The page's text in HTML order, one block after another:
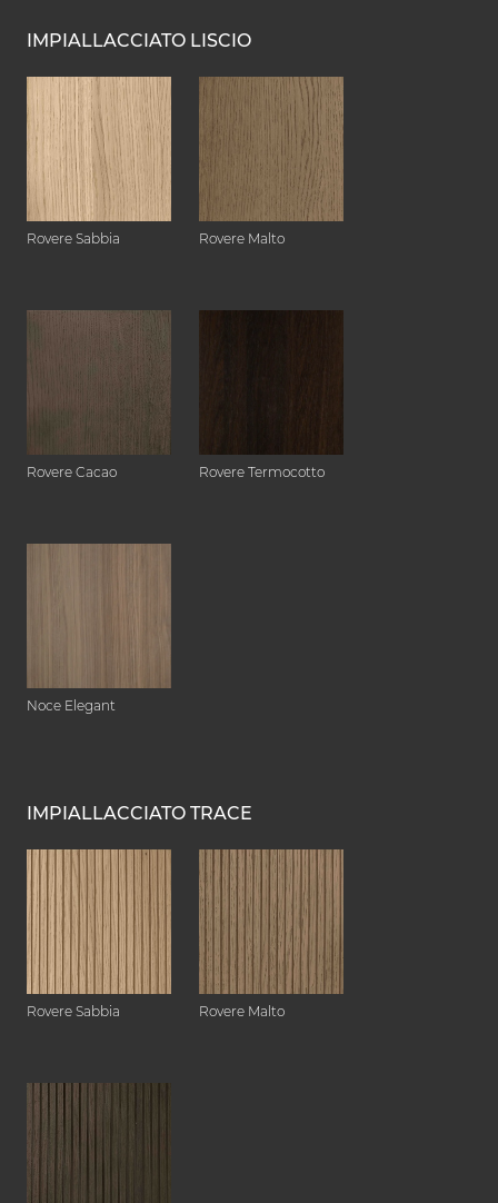
IMPIALLACCIATO LISCIO
Rovere Sabbia Rovere Malto
Rovere Cacao Rovere Termocotto
Noce Elegant
IMPIALLACCIATO TRACE
Rovere Sabbia Rovere Malto